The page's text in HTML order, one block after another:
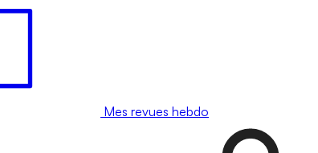
Mes revues hebdo